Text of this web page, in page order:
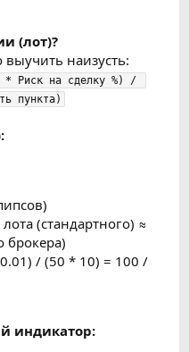
(лот)?
наизусть:
* Риск на сделку %) /
пункта)
(стандартного) ≈
брокера)
/ (50 * 10) = 100 /
индикатор: